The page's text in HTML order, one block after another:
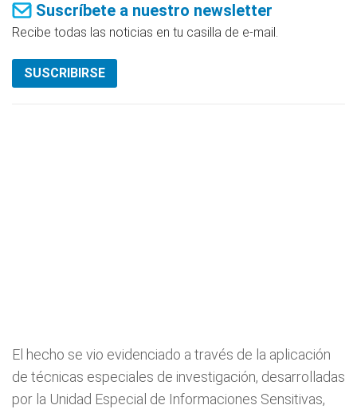
Suscríbete a nuestro newsletter
Recibe todas las noticias en tu casilla de e-mail.
SUSCRIBIRSE
El hecho se vio evidenciado a través de la aplicación
de técnicas especiales de investigación, desarrolladas
por la Unidad Especial de Informaciones Sensitivas,